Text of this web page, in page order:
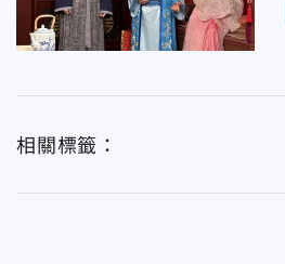
相關標籤：